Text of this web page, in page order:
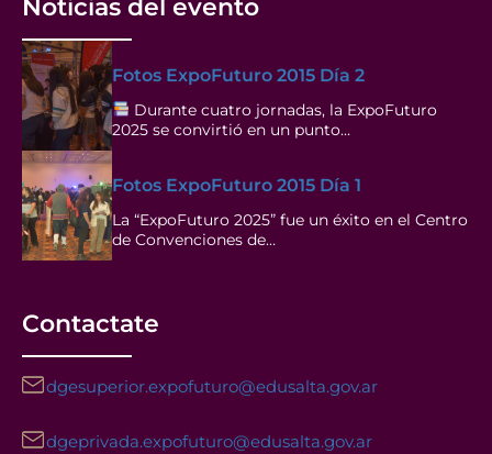
Noticias del evento
Fotos ExpoFuturo 2015 Día 2
Durante cuatro jornadas, la ExpoFuturo
2025 se convirtió en un punto…
Fotos ExpoFuturo 2015 Día 1
La “ExpoFuturo 2025” fue un éxito en el Centro
de Convenciones de…
Contactate
dgesuperior.expofuturo@edusalta.gov.ar
dgeprivada.expofuturo@edusalta.gov.ar